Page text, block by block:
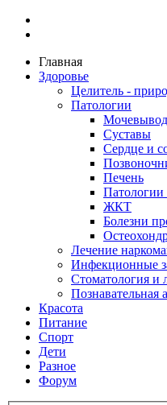
Главная
Здоровье
Целитель -
Патологии
Суставы
Сердце и
Печень
Патологии
ЖКТ
Болезни
Лечение
Инфекционные
Стоматология и
Познавательная
Красота
Питание
Спорт
Дети
Разное
Форум